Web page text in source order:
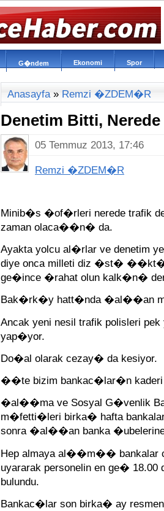
G�ndem Ekonomi Spor
Anasayfa» Remzi �ZDEM�R
Denetim Bitti,
05 Temmuz 2013, 17:46
Remzi �ZDEM�R
Minib�s �of�rleri nerede trafik
zaman olaca��n� da.
Ayakta yolcu al�rlar ve denetim
diye onca milleti diz �st�
ge�ince �rahat olun kalk�n�
Bak�rk�y hatt�nda �al��an
Ancak yeni nesil trafik polisleri
yap�yor.
Do�al olarak cezay� da kesiyor.
��te bizim bankac�lar�n
�al��ma ve Sosyal G�venlik
m�fetti�leri birka� hafta
sonra �al��an banka
Hep almaya al��m�� bankalar
uyararak personelin en ge�
bulundu.
Bankac�lar son birka� ay